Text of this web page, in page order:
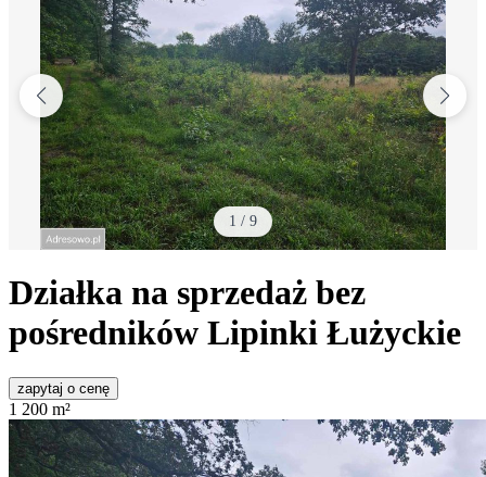
1 / 9
Działka na sprzedaż bez
pośredników Lipinki Łużyckie
zapytaj o cenę
1 200 m²